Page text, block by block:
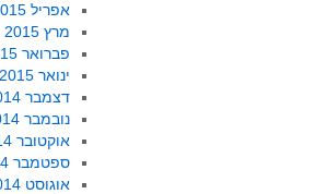
אפריל 2015
מרץ 2015
פברואר 2015
ינואר 2015
דצמבר 2014
נובמבר 2014
אוקטובר 2014
ספטמבר 2014
אוגוסט 2014